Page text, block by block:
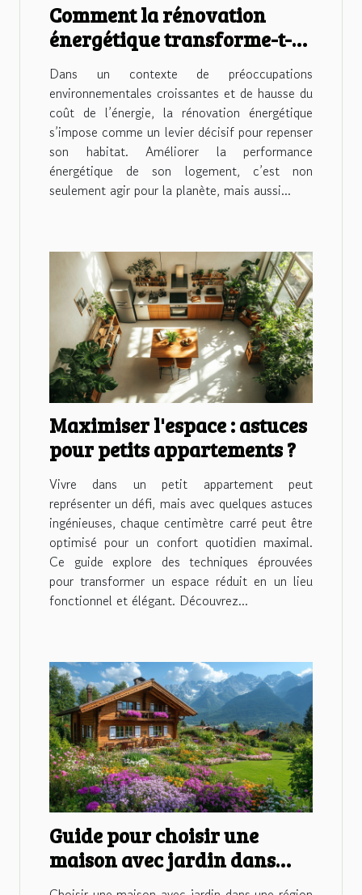
Comment la rénovation
énergétique transforme-t-
elle votre habitat ?
Dans un contexte de préoccupations
environnementales croissantes et de hausse du
coût de l’énergie, la rénovation énergétique
s’impose comme un levier décisif pour repenser
son habitat. Améliorer la performance
énergétique de son logement, c’est non
seulement agir pour la planète, mais aussi...
Maximiser l'espace : astuces
pour petits appartements ?
Vivre dans un petit appartement peut
représenter un défi, mais avec quelques astuces
ingénieuses, chaque centimètre carré peut être
optimisé pour un confort quotidien maximal.
Ce guide explore des techniques éprouvées
pour transformer un espace réduit en un lieu
fonctionnel et élégant. Découvrez...
Guide pour choisir une
maison avec jardin dans
une région montagneuse